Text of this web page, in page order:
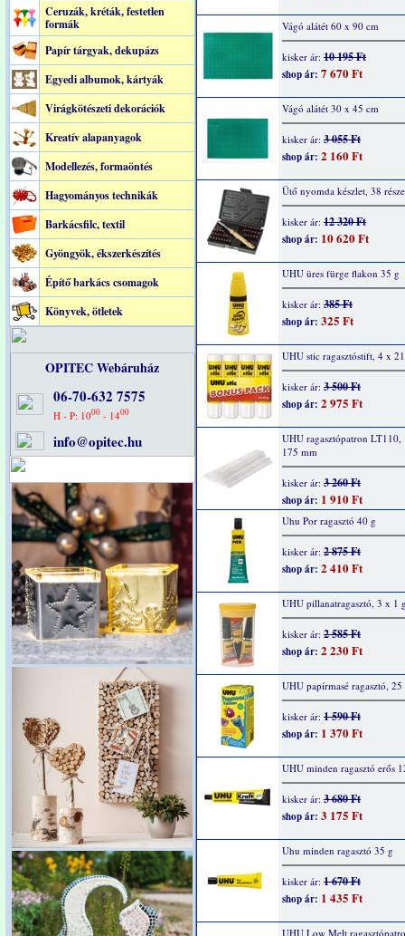
Ceruzák, kréták, festetlen
formák
Papír tárgyak, dekupázs
Egyedi albumok, kártyák
Virágkötészeti dekorációk
Kreatív alapanyagok
Modellezés, formaöntés
Hagyományos technikák
Barkácsfilc, textil
Gyöngyök, ékszerkészítés
Építő barkács csomagok
Könyvek, ötletek
OPITEC Webáruház
06-70-632 7575
H - P: 1000- 1400
info@opitec.hu
Vágó alátét 60 x 90 cm
kisker ár: 10 195 Ft
shop ár: 7 670 Ft
Vágó alátét 30 x 45 cm
kisker ár: 3 055 Ft
shop ár: 2 160 Ft
Ütő nyomda készlet, 38
kisker ár: 12 320 Ft
shop ár: 10 620 Ft
UHU üres fürge flakon 35 g
kisker ár: 385 Ft
shop ár: 325 Ft
UHU stic ragasztóstift, 4 x
kisker ár: 3 500 Ft
shop ár: 2 975 Ft
UHU ragasztópatron LT110,
175 mm
kisker ár: 3 260 Ft
shop ár: 1 910 Ft
Uhu Por ragasztó 40 g
kisker ár: 2 875 Ft
shop ár: 2 410 Ft
UHU pillanatragasztó, 3 x 1
kisker ár: 2 585 Ft
shop ár: 2 230 Ft
UHU papírmasé ragasztó, 25
kisker ár: 1 590 Ft
shop ár: 1 370 Ft
UHU minden ragasztó erős
kisker ár: 3 680 Ft
shop ár: 3 175 Ft
Uhu minden ragasztó 35 g
kisker ár: 1 670 Ft
shop ár: 1 435 Ft
UHU Low Melt